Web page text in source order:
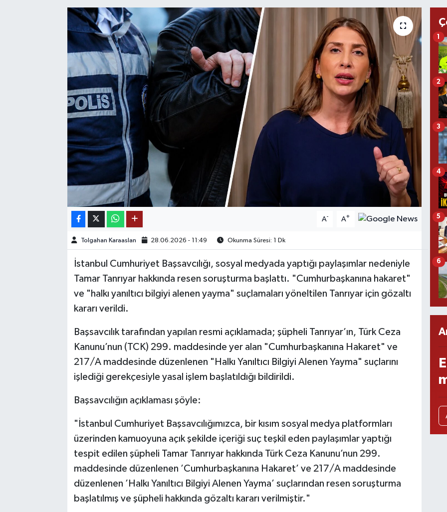
A- A+
Tolgahan Karaaslan 28.06.2026 - 11:49 Okunma Süresi: 1 Dk
İstanbul Cumhuriyet Başsavcılığı, sosyal medyada yaptığı paylaşımlar nedeniyle
Tamar Tanrıyar hakkında resen soruşturma başlattı. "Cumhurbaşkanına hakaret"
ve "halkı yanıltıcı bilgiyi alenen yayma" suçlamaları yöneltilen Tanrıyar için gözaltı
kararı verildi.
Başsavcılık tarafından yapılan resmi açıklamada; şüpheli Tanrıyar’ın, Türk Ceza
Kanunu’nun (TCK) 299. maddesinde yer alan "Cumhurbaşkanına Hakaret" ve
217/A maddesinde düzenlenen "Halkı Yanıltıcı Bilgiyi Alenen Yayma" suçlarını
işlediği gerekçesiyle yasal işlem başlatıldığı bildirildi.
Başsavcılığın açıklaması şöyle:
"İstanbul Cumhuriyet Başsavcılığımızca, bir kısım sosyal medya platformları
üzerinden kamuoyuna açık şekilde içeriği suç teşkil eden paylaşımlar yaptığı
tespit edilen şüpheli Tamar Tanrıyar hakkında Türk Ceza Kanunu’nun 299.
maddesinde düzenlenen ’Cumhurbaşkanına Hakaret’ ve 217/A maddesinde
düzenlenen ’Halkı Yanıltıcı Bilgiyi Alenen Yayma’ suçlarından resen soruşturma
başlatılmış ve şüpheli hakkında gözaltı kararı verilmiştir."
1
2
3
4
5
6
KÜLTÜR SANAT